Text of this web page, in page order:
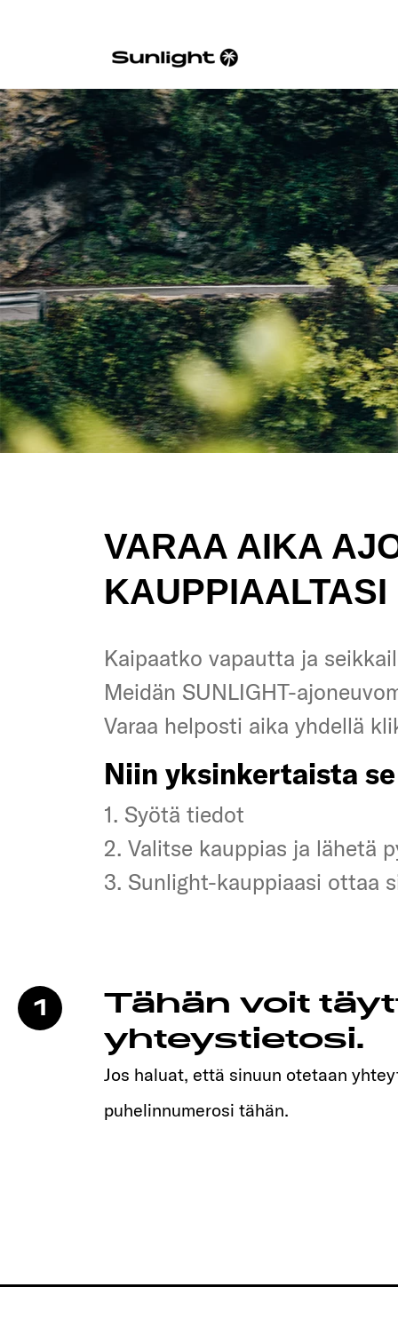
VARAA AIKA
KAUPPIAALTASI
Kaipaatko vapautta ja
Meidän SUNLIGHT-
Varaa helposti aika yhdellä
Niin yksinkertaista
1. Syötä tiedot
2. Valitse kauppias ja lähetä
3. Sunlight-kauppiaasi ottaa
Kaipaatko vapautta ja
Meidän SUNLIGHT-
Varaa helposti aika yhdellä
Niin yksinkertaista
1. Syötä tiedot
2. Valitse kauppias ja lähetä
3. Sunlight-kauppiaasi ottaa
1
Tähän voit
yhteystietosi.
Jos haluat, että sinuun otetaan
puhelinnumerosi tähän.